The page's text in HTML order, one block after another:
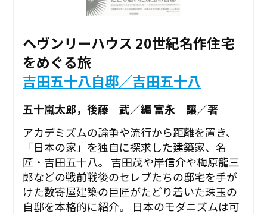
ヘヴンリーハウス 20世紀名作住宅
をめぐる旅
吉田五十八自邸／吉田五十八
五十嵐太郎，後藤 武／編 富永 讓／著
アカデミズムの論争や流行から距離を置き、
「日本の家」を独自に探求した建築家、名
匠・吉田五十八。 吉田茂や岸信介や梅原龍三
郎などの戦前戦後のセレブたちの邸宅を手が
けた数寄屋建築の巨匠がたどり着いた珠玉の
自邸を本格的に紹介。 日本のモダニズムは可